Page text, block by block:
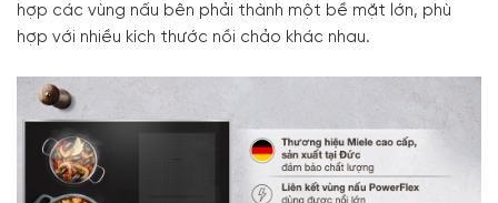
hợp các vùng nấu bên phải thành một bề mặt lớn, phù
hợp với nhiều kích thước nồi chảo khác nhau.